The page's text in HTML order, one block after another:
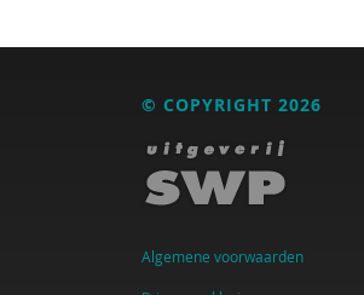
Anita Boele
Suzanne Bouma
Mellouki Cadat-Lampe
© COPYRIGHT 2026
Algemene voorwaarden